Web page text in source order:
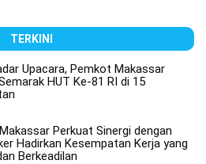
TERKINI
Upacara, Pemkot Makassar
HUT Ke-81 RI di 15
Perkuat Sinergi dengan
Hadirkan Kesempatan Kerja yang
Berkeadilan